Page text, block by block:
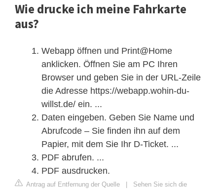
Wie drucke ich meine Fahrkarte
aus?
Webapp öffnen und Print@Home
anklicken. Öffnen Sie am PC Ihren
Browser und geben Sie in der URL-Zeile
die Adresse https://webapp.wohin-du-
willst.de/ ein. ...
Daten eingeben. Geben Sie Name und
Abrufcode – Sie finden ihn auf dem
Papier, mit dem Sie Ihr D-Ticket. ...
PDF abrufen. ...
PDF ausdrucken.
Antrag auf Entfernung der Quelle | Sehen Sie sich die